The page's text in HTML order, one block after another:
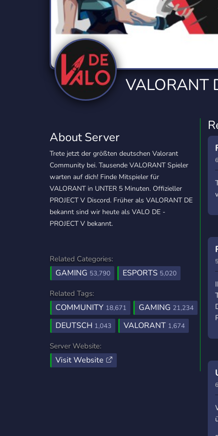
Technology
2,834 Servers
Tournaments
343 Servers
Twitch
359 Servers
YouTube
850 Servers
YouTuber
3,010 Servers
VALORANT
About Server
Trete jetzt der größten deutschen Valorant
Community bei. Tausende VALORANT Spieler
warten auf dich! Finde Mitspieler für
VALORANT in UNTER 5 Minuten. Offizieller
PROJECT V Discord. Früher als VALORANT DE
bekannt sind wir heute als VALO DE -
PROJECT V bekannt.
Related Categories:
GAMING 53,790 ESPORTS 5,020
Related Tags:
COMMUNITY 18,671 GAMING 21,234
DEUTSCH 1,043 VALORANT 1,674
Server Website:
Visit Website